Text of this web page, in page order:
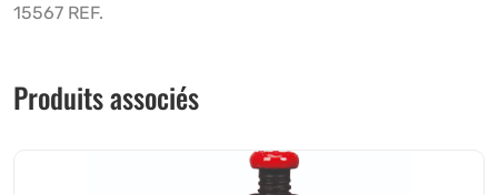
15567 REF.
Produits associés